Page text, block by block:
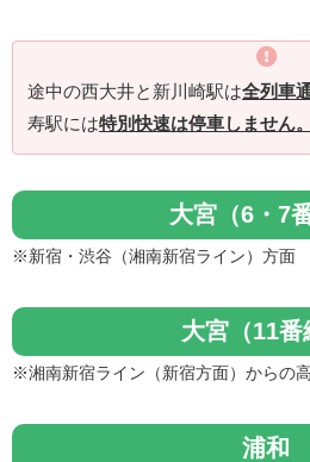
途中の西大井と新川崎駅は全列車
寿駅には特別快速は停車しません。
大宮（6・7番
※新宿・渋谷（湘南新宿ライン）方面
大宮（11番
※湘南新宿ライン（新宿方面）からの
浦和